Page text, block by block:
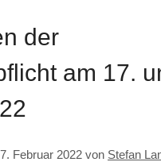
der
am 17.
Februar 2022 von Stefan